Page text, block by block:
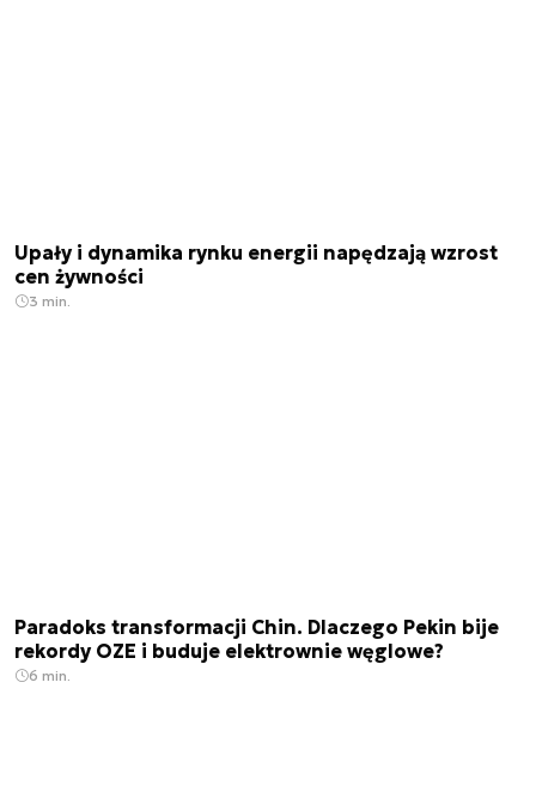
Upały i dynamika rynku energii napędzają wzrost
cen żywności
3 min.
Paradoks transformacji Chin. Dlaczego Pekin bije
rekordy OZE i buduje elektrownie węglowe?
6 min.